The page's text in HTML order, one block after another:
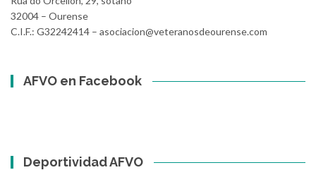
32004 – Ourense
C.I.F.: G32242414 – asociacion@veteranosdeourense.com
AFVO en Facebook
Deportividad AFVO